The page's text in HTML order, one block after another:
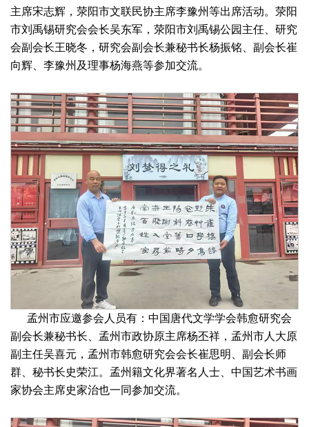
主席宋志辉，荥阳市文联民协主席李豫州等出席活动。荥阳
市刘禹锡研究会会长吴东军，荥阳市刘禹锡公园主任、研究
会副会长王晓冬，研究会副会长兼秘书长杨振铭、副会长崔
向辉、李豫州及理事杨海燕等参加交流。
孟州市应邀参会人员有：中国唐代文学学会韩愈研究会
副会长兼秘书长、孟州市政协原主席杨丕祥，孟州市人大原
副主任吴喜元，孟州市韩愈研究会会长崔思明、副会长师
群、秘书长史荣江。孟州籍文化界著名人士、中国艺术书画
家协会主席史家治也一同参加交流。